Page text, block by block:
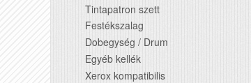
Tintapatron szett
Festékszalag
Dobegység / Drum
Egyéb kellék
Xerox kompatibilis